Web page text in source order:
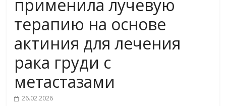
применила лучевую
терапию на основе
актиния для лечения
рака груди с
метастазами
26.02.2026